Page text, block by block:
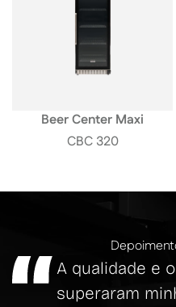
Beer Center Maxi
CBC 320
A qualidade e
superaram